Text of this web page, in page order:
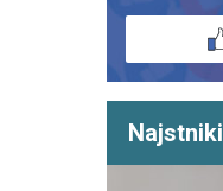
Najstniki